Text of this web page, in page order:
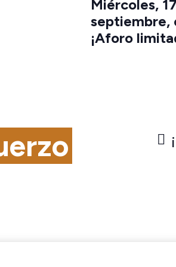
Miércoles,
septiembre,
¡Aforo